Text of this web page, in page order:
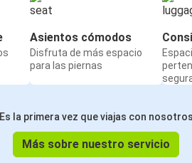
Asientos cómodos
Disfruta de más espacio
para las piernas
la primera vez que viajas con
Más sobre nuestro servicio